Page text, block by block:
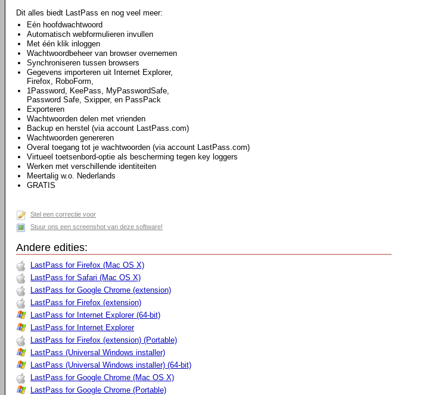
Dit alles biedt LastPass en nog veel meer:
Eén hoofdwachtwoord
Automatisch webformulieren invullen
Met één klik inloggen
Wachtwoordbeheer van browser overnemen
Synchroniseren tussen browsers
Gegevens importeren uit Internet Explorer,
Firefox, RoboForm,
1Password, KeePass, MyPasswordSafe,
Password Safe, Sxipper, en PassPack
Exporteren
Wachtwoorden delen met vrienden
Backup en herstel (via account LastPass.com)
Wachtwoorden genereren
Overal toegang tot je wachtwoorden (via account LastPass.com)
Virtueel toetsenbord-optie als bescherming tegen key loggers
Werken met verschillende identiteiten
Meertalig w.o. Nederlands
GRATIS
Stel een correctie voor
Stuur ons een screenshot van deze software!
Andere edities:
LastPass for Firefox (Mac OS X)
LastPass for Safari (Mac OS X)
LastPass for Google Chrome (extension)
LastPass for Firefox (extension)
LastPass for Internet Explorer (64-bit)
LastPass for Internet Explorer
LastPass for Firefox (extension) (Portable)
LastPass (Universal Windows installer)
LastPass (Universal Windows installer) (64-bit)
LastPass for Google Chrome (Mac OS X)
LastPass for Google Chrome (Portable)